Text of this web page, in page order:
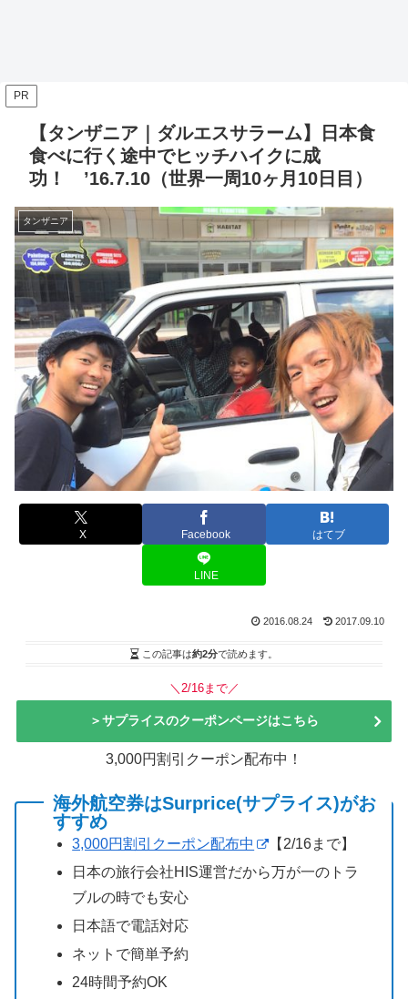
PR
【タンザニア｜ダルエスサラーム】日本食
食べに行く途中でヒッチハイクに成
功！ ’16.7.10（世界一周10ヶ月10日目）
タンザニア
X Facebook はてブ
LINE
2016.08.24 2017.09.10
この記事は約2分で読めます。
＼2/16まで／
＞サプライスのクーポンページはこちら
3,000円割引クーポン配布中！
海外航空券はSurprice(サプライス)がお
すすめ
3,000円割引クーポン配布中
【2/16まで】
日本の旅行会社HIS運営だから万が一のトラ
ブルの時でも安心
日本語で電話対応
ネットで簡単予約
24時間予約OK